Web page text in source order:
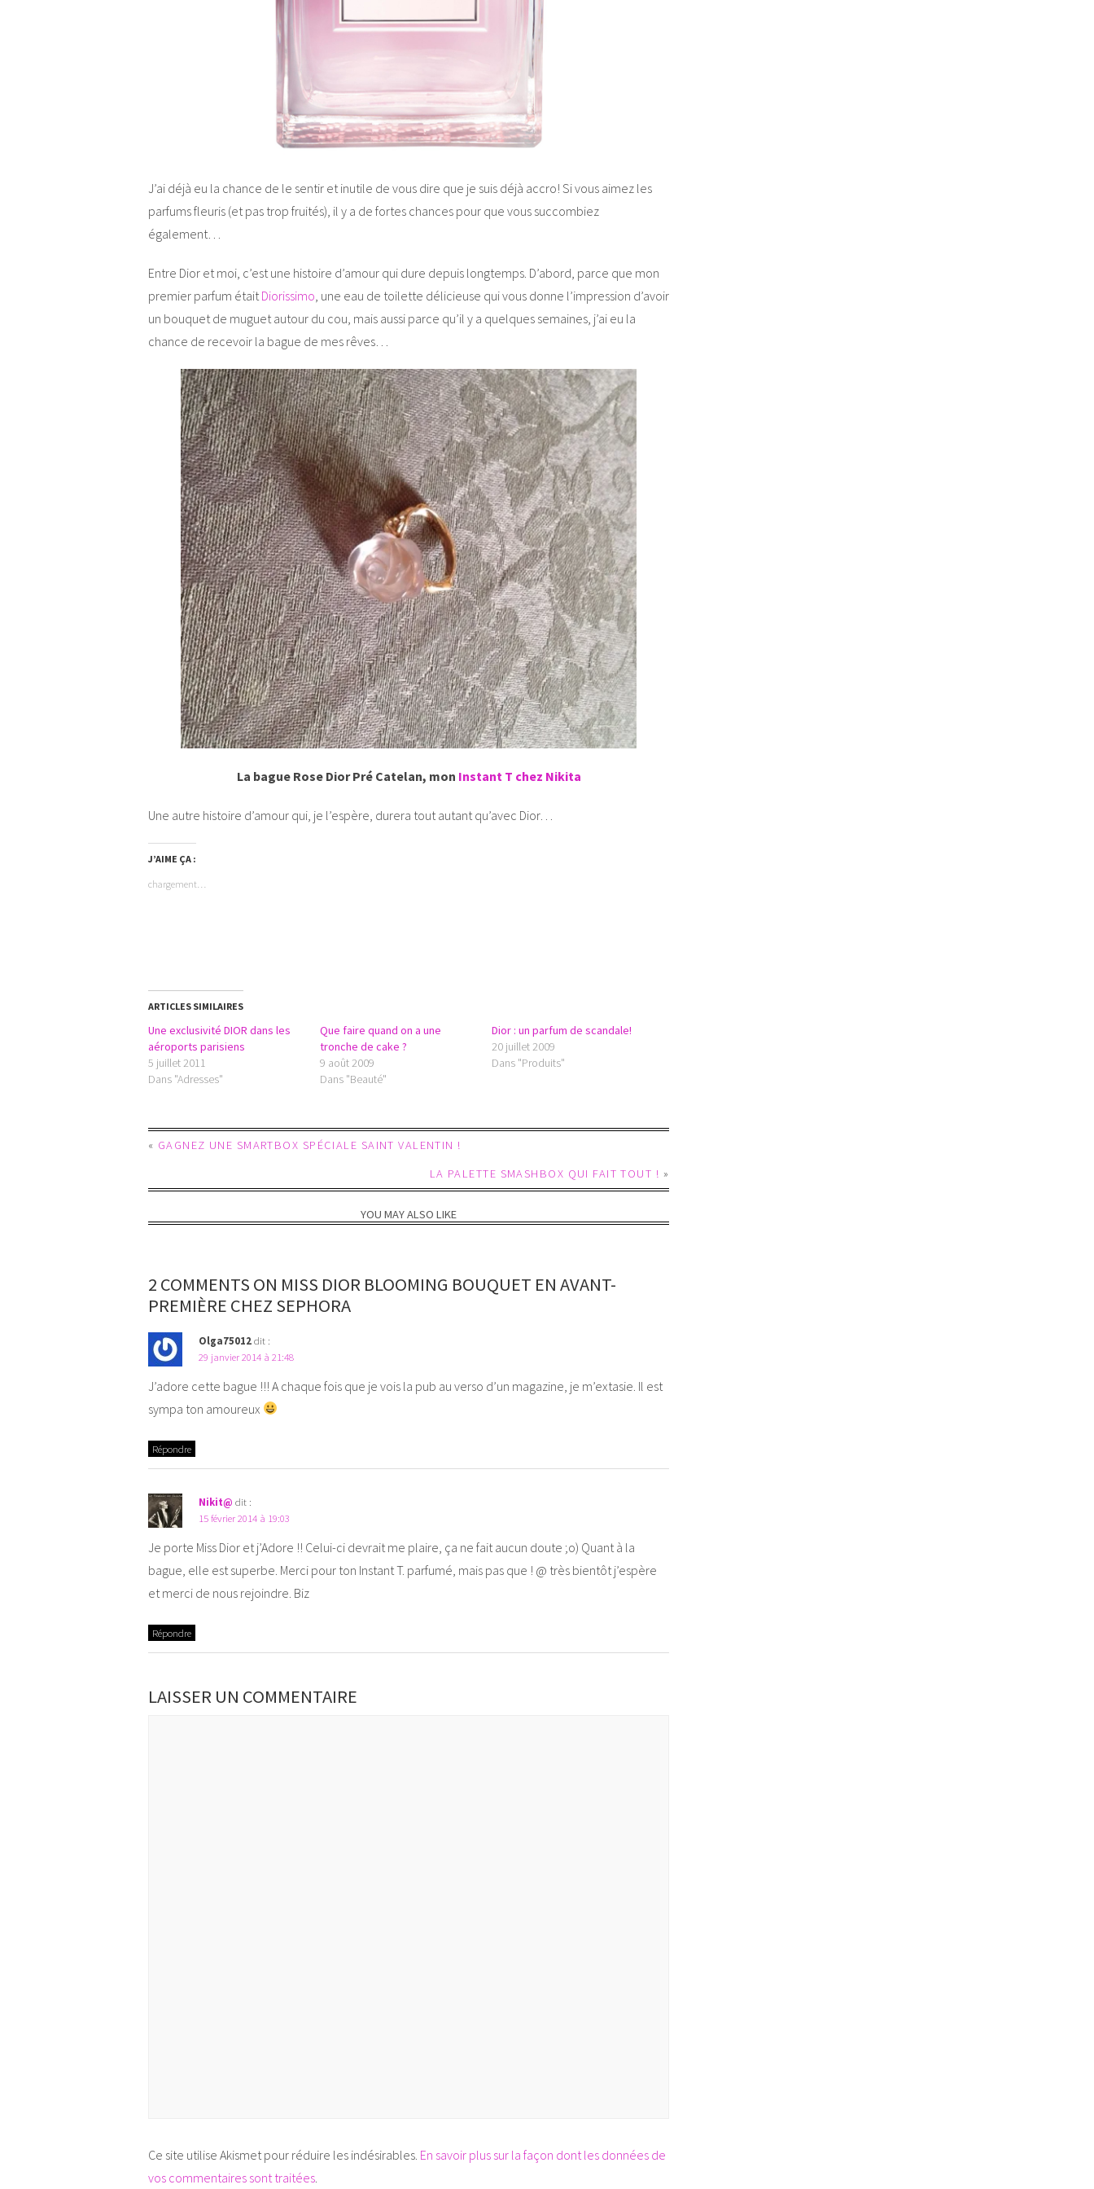
J’ai déjà eu la chance de le sentir et inutile de vous dire que je suis déjà accro! Si vous aimez les
parfums fleuris (et pas trop fruités), il y a de fortes chances pour que vous succombiez
également…
Entre Dior et moi, c’est une histoire d’amour qui dure depuis longtemps. D’abord, parce que mon
premier parfum étaitDiorissimo, une eau de toilette délicieuse qui vous donne l’impression d’avoir
un bouquet de muguet autour du cou, mais aussi parce qu’il y a quelques semaines, j’ai eu la
chance de recevoir la bague de mes rêves…
La bague Rose Dior Pré Catelan, mon Instant T chez Nikita
Une autre histoire d’amour qui, je l’espère, durera tout autant qu’avec Dior…
J’AIME ÇA :
chargement…
ARTICLES SIMILAIRES
Une exclusivité DIOR dans les
aéroports parisiens
5 juillet 2011
Dans "Adresses"
Que faire quand on a une
tronche de cake ?
9 août 2009
Dans "Beauté"
Dior : un parfum de scandale!
20 juillet 2009
Dans "Produits"
« GAGNEZ UNE SMARTBOX SPÉCIALE SAINT VALENTIN !
LA PALETTE SMASHBOX QUI FAIT TOUT ! »
YOU MAY ALSO LIKE
2 COMMENTS ON MISS DIOR BLOOMING BOUQUET EN AVANT-
PREMIÈRE CHEZ SEPHORA
Olga75012dit :
29 janvier 2014 à 21:48
J’adore cette bague !!! A chaque fois que je vois la pub au verso d’un magazine, je m’extasie. Il est
sympa ton amoureux
Répondre
Nikit@ dit :
15 février 2014 à 19:03
Je porte Miss Dior et j’Adore !! Celui-ci devrait me plaire, ça ne fait aucun doute ;o) Quant à la
bague, elle est superbe. Merci pour ton Instant T. parfumé, mais pas que ! @ très bientôt j’espère
et merci de nous rejoindre. Biz
Répondre
LAISSER UN COMMENTAIRE
Ce site utilise Akismet pour réduire les indésirables. En savoir plus sur la façon dont les données de
vos commentaires sont traitées